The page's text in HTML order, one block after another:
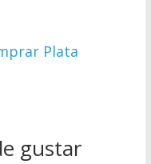
Plata
gustar